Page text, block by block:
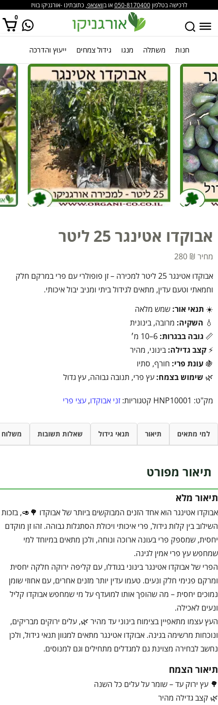
לרכישה בטלפון050-8170400או בוואצאפ, כתובתינו -אורגניקו בוויז
0
אין מוצרים בסל הקניות. חנות משתלה מנגו גידול צמחים ייעוץ והדרכה
אבוקדו אטינגר 25 ליטר
280 ₪
אבוקדו אטינגר 25 ליטר למכירה – זן פופולרי עם פרי במרקם חלק
וחמאתי וטעם עדין, מתאים לגידול ביתי ומניב יבול איכותי.
☀️ תנאי אור: שמש מלאה
💧 השקיה: מרובה, בינונית
📏 גובה בבגרות: 6–10 מ׳
⚡ קצב גדילה: בינוני, מהיר
🍇 עונת פרי: חורף, סתיו
🌿 שימוש בצמח: עץ פרי, תנובה גבוהה, עץ גדול
מק"ט: HNP10001 קטגוריות: זני אבוקדו, עצי פרי
למי מתאים תיאור תנאי גידול שאלות תשובות משלוח
תיאור מפורט
תיאור מלא
אבוקדו אטינגר הוא אחד הזנים המבוקשים ביותר של אבוקדו 🌳🥑, בזכות
השילוב בין קלות גידול, פרי איכותי ויכולת הסתגלות גבוהה. זהו זן מוקדם
יחסית, שמספק פרי בעונה ארוכה ונוחה, ולכן מתאים במיוחד למי
שמחפש עץ פרי אמין לגינה.
הפרי של אבוקדו אטינגר בינוני בגודלו, עם קליפה ירוקה חלקה יחסית
ומרקם פנימי חלק ונעים. טעמו עדין יותר מזנים אחרים, עם אחוזי שומן
נמוכים יחסית – מה שהופך אותו למועדף על מי שמחפש אבוקדו קליל
ונעים לאכילה.
העץ עצמו מתאפיין בצימוח בינוני עד מהיר 🌿, עלים ירוקים מבריקים,
ונוכחות מרשימה בגינה. אבוקדו אטינגר מתאים למגוון תנאי גידול, ולכן
נחשב לבחירה מצוינת גם למגדלים מתחילים וגם למנוסים.
תיאור הצמח
🌳 עץ ירוק עד – שומר על עלים כל השנה
🌿 קצב גדילה מהיר